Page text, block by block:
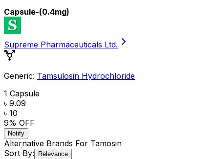
Capsule-(0.4mg)
Supreme Pharmaceuticals Ltd.
Generic: Tamsulosin Hydrochloride
1 Capsule
৳ 9.09
৳ 10
9% OFF
Notify
Alternative Brands For Tamosin
Sort By:
Relevance